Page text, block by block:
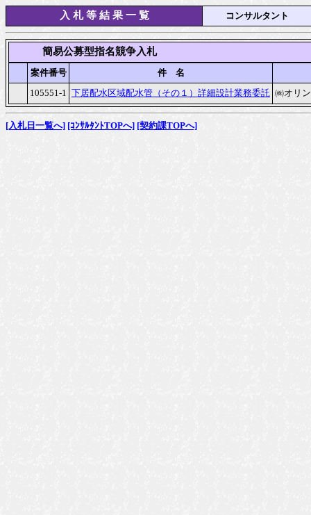
入 札 等 結 果 一 覧 コンサルタント
簡易公募型指名競争入札
案件番号
件　名
105551-1 下居配水区域配水管（その１）詳細設計業務委託 ㈱オリ
[入札日一覧へ] [ｺﾝｻﾙﾀﾝﾄTOPへ] [契約課TOPへ]